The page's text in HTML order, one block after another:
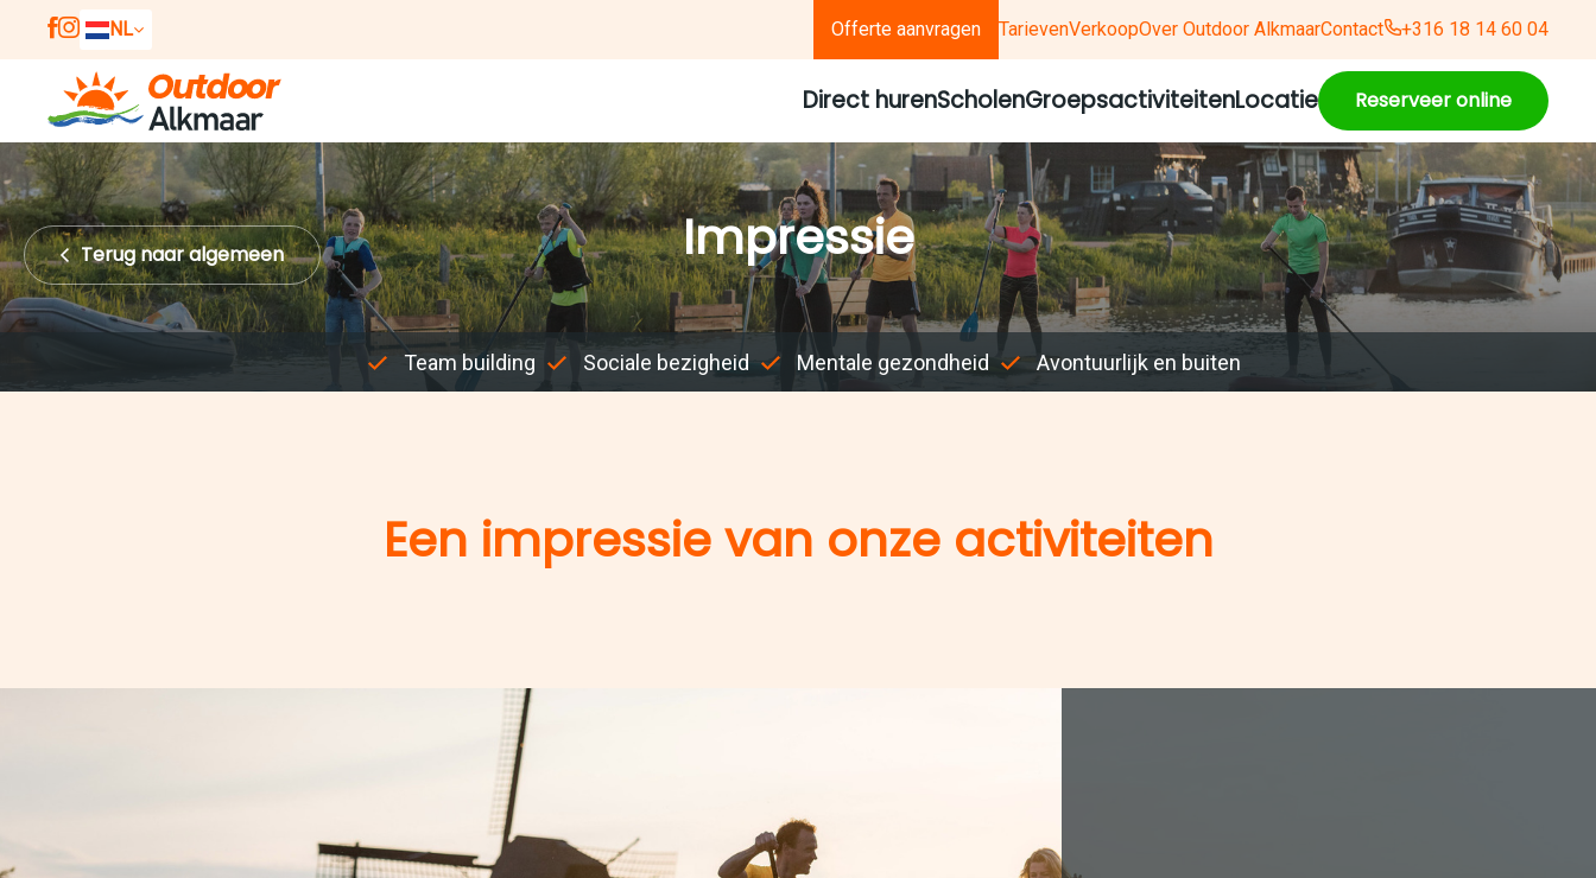
NL
DE
Offerte aanvragen TarievenVerkoopOver Outdoor AlkmaarContact +316 18 14 60 04
Direct hurenScholenGroepsactiviteitenLocatie Reserveer online
Terugnaar algemeen Impressie
Team building Sociale bezigheid Mentale gezondheid Avontuurlijk en buiten
Een impressie van onze activiteiten